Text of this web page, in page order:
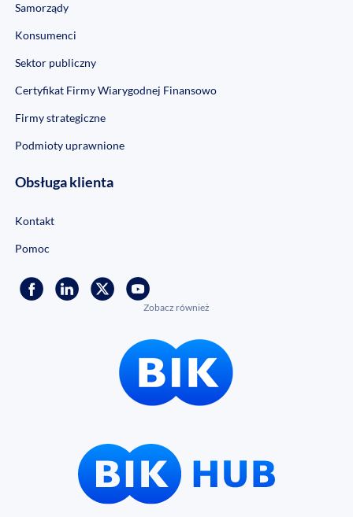
Samorządy
Konsumenci
Sektor publiczny
Certyfikat Firmy Wiarygodnej Finansowo
Firmy strategiczne
Podmioty uprawnione
Obsługa klienta
Kontakt
Pomoc
Zobacz również